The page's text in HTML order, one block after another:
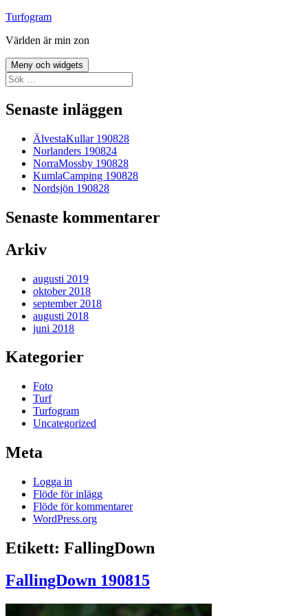
Hoppa
innehåll
Turfogram
Världen är min zon
Meny och widgets
Sök
efter:
Senaste inläggen
ÄlvestaKullar 190828
Norlanders 190824
NorraMossby 190828
KumlaCamping 190828
Nordsjön 190828
Senaste kommentarer
Arkiv
augusti 2019
oktober 2018
september 2018
augusti 2018
juni 2018
Kategorier
Foto
Turf
Turfogram
Uncategorized
Meta
Logga in
Flöde för inlägg
Flöde för kommentarer
WordPress.org
Etikett: FallingDown
FallingDown 190815